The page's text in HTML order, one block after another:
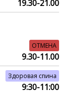
19.30-21.00
ОТМЕНА
9.30-11.00
Здоровая спина
9:30-11:00